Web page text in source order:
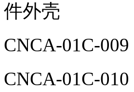
件外壳
CNCA-01C-
CNCA-01C-